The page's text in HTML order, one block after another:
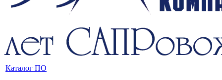
Каталог ПО